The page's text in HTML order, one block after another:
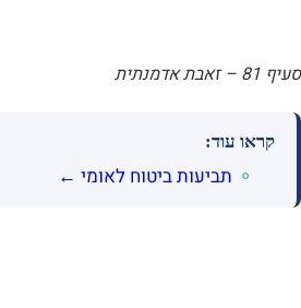
סעיף 81 – זאבת אדמנתית
קראו עוד:
תביעות ביטוח לאומי ←